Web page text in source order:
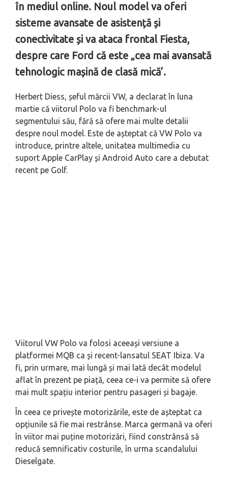
în mediul online. Noul model va oferi
sisteme avansate de asistență și
conectivitate și va ataca frontal Fiesta,
despre care Ford că este „cea mai avansată
tehnologic mașină de clasă mică’.
Herbert Diess, șeful mărcii VW, a declarat în luna
martie că viitorul Polo va fi benchmark-ul
segmentului său, fără să ofere mai multe detalii
despre noul model. Este de așteptat că VW Polo va
introduce, printre altele, unitatea multimedia cu
suport Apple CarPlay și Android Auto care a debutat
recent pe Golf.
Viitorul VW Polo va folosi aceeași versiune a
platformei MQB ca și recent-lansatul SEAT Ibiza. Va
fi, prin urmare, mai lungă și mai lată decât modelul
aflat în prezent pe piață, ceea ce-i va permite să ofere
mai mult spațiu interior pentru pasageri și bagaje.
În ceea ce privește motorizările, este de așteptat ca
opțiunile să fie mai restrânse. Marca germană va oferi
în viitor mai puține motorizări, fiind constrânsă să
reducă semnificativ costurile, în urma scandalului
Dieselgate.